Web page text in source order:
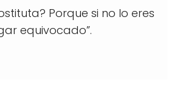
Porque si no lo eres
equivocado”.